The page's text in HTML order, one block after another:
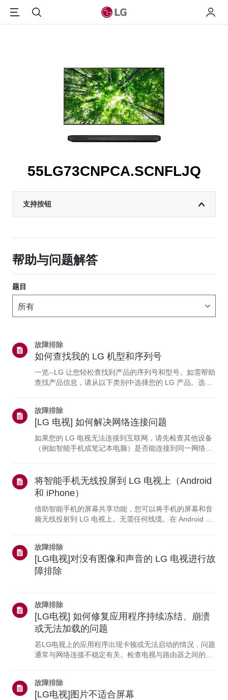
搜索 我的
55LG73CNPCA.SCNFLJQ
支持按钮
帮助与问题解答
题目
故障排除
如何查找我的 LG 机型和序列号
一览--LG 让您轻松查找到产品的序列号和型号。如需帮助
查找产品信息，请从以下类别中选择您的 LG 产品。选择
号可在以下位置找到：• 设备背面• 您也可以在电视上查看
详细信息：点击“主页”按钮 > 选择“设置”（或“配置”） >选
择“支持菜单” > 突出显示“产品/服务信息” >“请按‘确定’按
钮。”蓝光与DVD播放器型号和/或序列号可在以下位置找
到：DVD 或蓝光播...
故障排除
[LG 电视] 如何解决网络连接问题
如果您的 LG 电视无法连接到互联网，请先检查其他设备
（例如智能手机或笔记本电脑）是否能连接到同一网络。
是网络设置有问题，或者您的电视需要维修。此外，如果
[网络连接] 下未显示任何网络名称，请联系 LG 客户支持
以获取进一步帮助。为什么我的 LG 电视无法连接到互联
网？-------------------- * 路由器可能已关闭，或者您的互联
网服务提供商（ISP）可能出现...
将智能手机无线投屏到 LG 电视上（Android
和 iPhone）
借助智能手机的屏幕共享功能，您可以将手机的屏幕和音
频无线投射到 LG 电视上。无需任何线缆。在 Android 设
确保手机和电视连接到同一个 Wi-Fi 网络，然后打开“控制
中心”，使用“屏幕镜像”（AirPlay）选择您的电视。如果您
的 iPhone 无法连接，请在电视上打开 [主页仪表盘]，并
故障排除
[LG电视]对没有图像和声音的 LG 电视进行故
障排除
故障排除
[LG电视] 如何修复应用程序持续冻结、崩溃
或无法加载的问题
若LG电视上的应用程序出现卡顿或无法启动的情况，问题
通常与网络连接不稳定有关。检查电视与路由器之间的线
存在。如果问题仅出现在特定应用中，请更新或重新安装
该应用。若问题仍未解决，请联系应用提供商寻求支持。
故障排除
[LG电视]图片不适合屏幕